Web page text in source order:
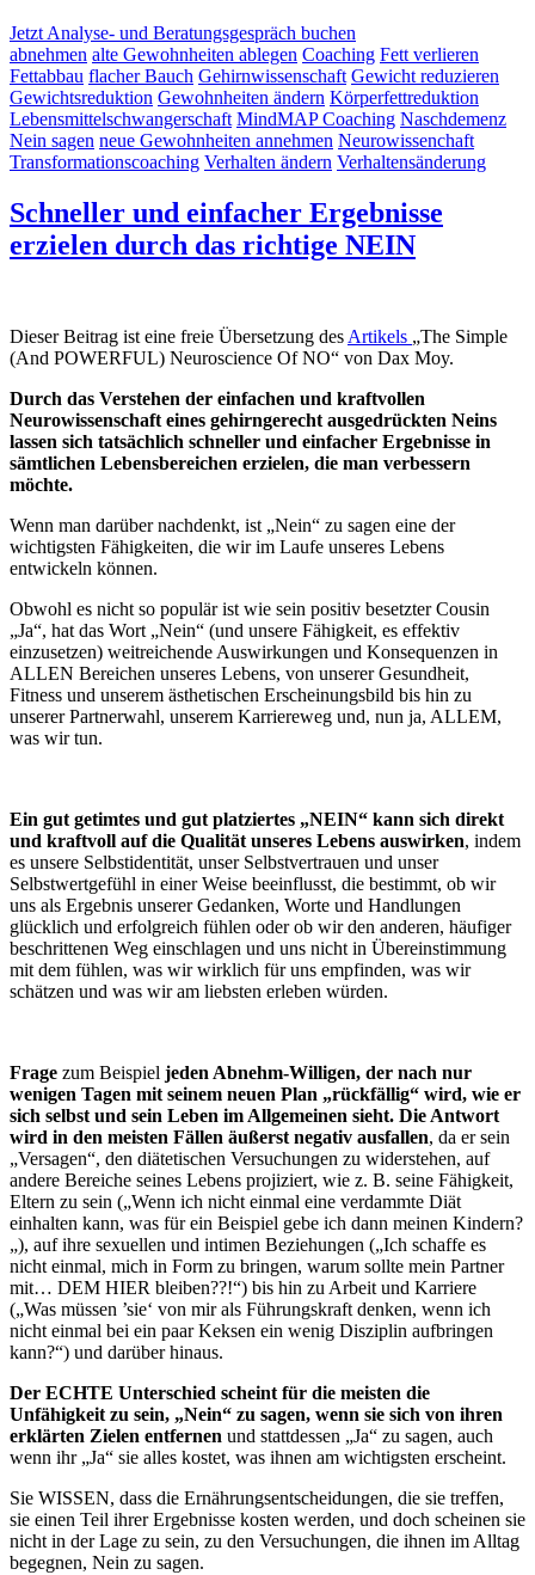
Jetzt Analyse- und Beratungsgespräch buchen
abnehmen alte Gewohnheiten ablegen Coaching Fett verlieren
Fettabbau flacher Bauch Gehirnwissenschaft Gewicht reduzieren
Gewichtsreduktion Gewohnheiten ändern Körperfettreduktion
Lebensmittelschwangerschaft MindMAP Coaching Naschdemenz
Nein sagen neue Gewohnheiten annehmen Neurowissenchaft
Transformationscoaching Verhalten ändern Verhaltensänderung
Schneller und einfacher Ergebnisse
erzielen durch das richtige NEIN
Dieser Beitrag ist eine freie Übersetzung des Artikels „The Simple
(And POWERFUL) Neuroscience Of NO“ von Dax Moy.
Durch das Verstehen der einfachen und kraftvollen
Neurowissenschaft eines gehirngerecht ausgedrückten Neins
lassen sich tatsächlich schneller und einfacher Ergebnisse in
sämtlichen Lebensbereichen erzielen, die man verbessern
möchte.
Wenn man darüber nachdenkt, ist „Nein“ zu sagen eine der
wichtigsten Fähigkeiten, die wir im Laufe unseres Lebens
entwickeln können.
Obwohl es nicht so populär ist wie sein positiv besetzter Cousin
„Ja“, hat das Wort „Nein“ (und unsere Fähigkeit, es effektiv
einzusetzen) weitreichende Auswirkungen und Konsequenzen in
ALLEN Bereichen unseres Lebens, von unserer Gesundheit,
Fitness und unserem ästhetischen Erscheinungsbild bis hin zu
unserer Partnerwahl, unserem Karriereweg und, nun ja, ALLEM,
was wir tun.
Ein gut getimtes und gut platziertes „NEIN“ kann sich direkt
und kraftvoll auf die Qualität unseres Lebens auswirken, indem
es unsere Selbstidentität, unser Selbstvertrauen und unser
Selbstwertgefühl in einer Weise beeinflusst, die bestimmt, ob wir
uns als Ergebnis unserer Gedanken, Worte und Handlungen
glücklich und erfolgreich fühlen oder ob wir den anderen, häufiger
beschrittenen Weg einschlagen und uns nicht in Übereinstimmung
mit dem fühlen, was wir wirklich für uns empfinden, was wir
schätzen und was wir am liebsten erleben würden.
Frage zum Beispiel jeden Abnehm-Willigen, der nach nur
wenigen Tagen mit seinem neuen Plan „rückfällig“ wird, wie er
sich selbst und sein Leben im Allgemeinen sieht. Die Antwort
wird in den meisten Fällen äußerst negativ ausfallen, da er sein
„Versagen“, den diätetischen Versuchungen zu widerstehen, auf
andere Bereiche seines Lebens projiziert, wie z. B. seine Fähigkeit,
Eltern zu sein („Wenn ich nicht einmal eine verdammte Diät
einhalten kann, was für ein Beispiel gebe ich dann meinen Kindern?
„), auf ihre sexuellen und intimen Beziehungen („Ich schaffe es
nicht einmal, mich in Form zu bringen, warum sollte mein Partner
mit… DEM HIER bleiben??!“) bis hin zu Arbeit und Karriere
(„Was müssen ’sie‘ von mir als Führungskraft denken, wenn ich
nicht einmal bei ein paar Keksen ein wenig Disziplin aufbringen
kann?“) und darüber hinaus.
Der ECHTE Unterschied scheint für die meisten die
Unfähigkeit zu sein, „Nein“ zu sagen, wenn sie sich von ihren
erklärten Zielen entfernen und stattdessen „Ja“ zu sagen, auch
wenn ihr „Ja“ sie alles kostet, was ihnen am wichtigsten erscheint.
Sie WISSEN, dass die Ernährungsentscheidungen, die sie treffen,
sie einen Teil ihrer Ergebnisse kosten werden, und doch scheinen sie
nicht in der Lage zu sein, zu den Versuchungen, die ihnen im Alltag
begegnen, Nein zu sagen.